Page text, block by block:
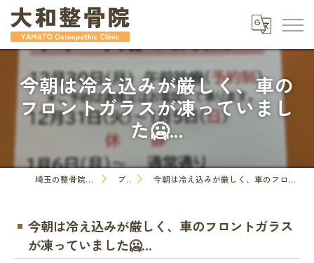
今朝は冷え込みが厳しく、車の
フロントガラスが凍っていまし
た🥶...
埼玉の整骨院なら大和整骨院 ブログ 今朝は冷え込みが厳しく、車のフロントガラスが凍っていました🥶...
今朝は冷え込みが厳しく、車のフロントガラス
が凍っていました🥶...